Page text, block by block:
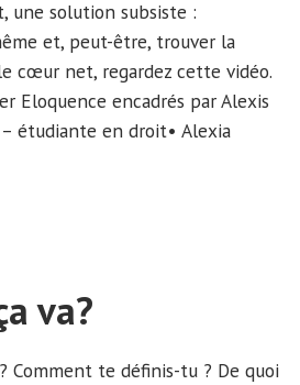
une solution subsiste :
et, peut-être, trouver la
cœur net, regardez cette vidéo.
Eloquence encadrés par Alexis
étudiante en droit• Alexia
va?
Comment te définis-tu ? De quoi